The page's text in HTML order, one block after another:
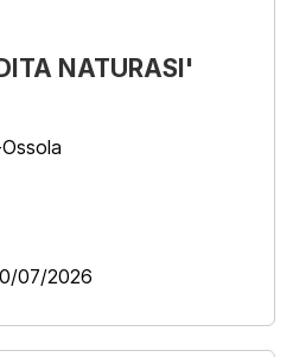
NATURASI'
07/2026